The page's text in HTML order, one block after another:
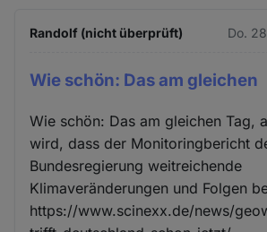
Randolf (nicht überprüft) Do.
Wie schön: Das am gleichen
Wie schön: Das am gleichen Tag,
wird, dass der Monitoringbericht
Bundesregierung weitreichende
Klimaveränderungen und Folgen
https://www.scinexx.de/news/